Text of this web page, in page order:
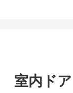
室内ドア